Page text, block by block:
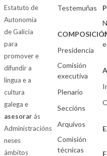
Estatuto de
Autonomía
de Galicia
para
promover e
difundir a
lingua e a
cultura
galega e
asesorarás
Administracións
neses
ámbitos
Testemuñas
Presidencia
Comisión
executiva
Plenario
Seccións
Arquivos
Comisión
técnicas